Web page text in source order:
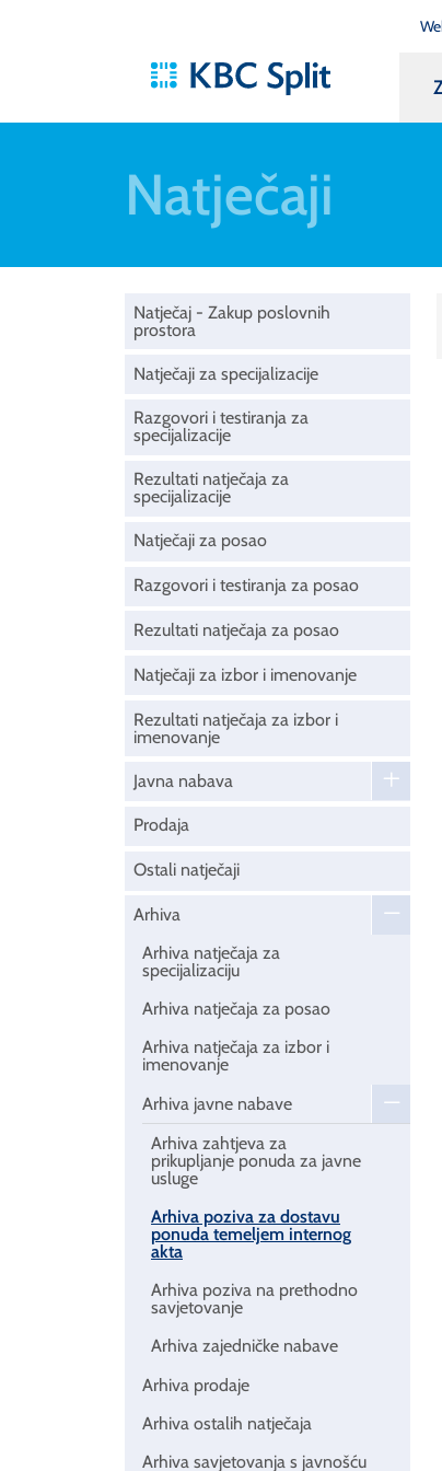
Natječaji
Natječaj - Zakup poslovnih
prostora
Natječaji za specijalizacije
Razgovori i testiranja za
specijalizacije
Rezultati natječaja za
specijalizacije
Natječaji za posao
Razgovori i testiranja za posao
Rezultati natječaja za posao
Natječaji za izbor i imenovanje
Rezultati natječaja za izbor i
imenovanje
Javna nabava
Prodaja
Ostali natječaji
Arhiva
Arhiva natječaja za
specijalizaciju
Arhiva natječaja za posao
Arhiva natječaja za izbor i
imenovanje
Arhiva javne nabave
Arhiva zahtjeva za
prikupljanje ponuda za javne
usluge
Arhiva poziva za dostavu
ponuda temeljem internog
akta
Arhiva poziva na prethodno
savjetovanje
Arhiva zajedničke nabave
Arhiva prodaje
Arhiva ostalih natječaja
Arhiva savjetovanja s javnošću